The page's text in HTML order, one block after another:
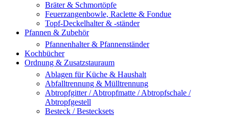
Bräter & Schmortöpfe
Feuerzangenbowle, Raclette & Fondue
Topf-Deckelhalter & -ständer
Pfannen & Zubehör
Pfannenhalter & Pfannenständer
Kochbücher
Ordnung & Zusatzstauraum
Ablagen für Küche & Haushalt
Abfalltrennung & Mülltrennung
Abtropfgitter / Abtropfmatte / Abtropfschale /
Abtropfgestell
Besteck / Bestecksets